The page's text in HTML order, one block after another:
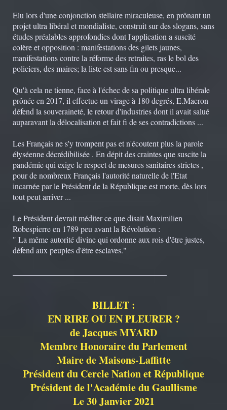
Elu lors d'une conjonction stellaire miraculeuse, en prônant un
projet ultra libéral et mondialiste, construit sur des slogans, sans
études préalables approfondies dont l'application a suscité
colère et opposition : manifestations des gilets jaunes,
manifestations contre la réforme des retraites, ras le bol des
policiers, des maires; la liste est sans fin ou presque...
Qu'à cela ne tienne, face à l'échec de sa politique ultra libérale
prônée en 2017, il effectue un virage à 180 degrés, E.Macron
défend la souveraineté, le retour d'industries dont il avait salué
auparavant la délocalisation et fait fi de ses contradictions ...
Les Français ne s'y trompent pas et n'écoutent plus la parole
élyséenne décrédibilisée . En dépit des craintes que suscite la
pandémie qui exige le respect de mesures sanitaires strictes ,
pour de nombreux Français l'autorité naturelle de l'Etat
incarnée par le Président de la République est morte, dès lors
tout peut arriver ...
Le Président devrait méditer ce que disait Maximilien
Robespierre en 1789 peu avant la Révolution :
" La même autorité divine qui ordonne aux rois d'être justes,
défend aux peuples d'être esclaves."
BILLET :
EN RIRE OU EN PLEURER ?
de Jacques MYARD
Membre Honoraire du Parlement
Maire de Maisons-Laffitte
Président du Cercle Nation et République
Président de l'Académie du Gaullisme
Le 30 Janvier 2021